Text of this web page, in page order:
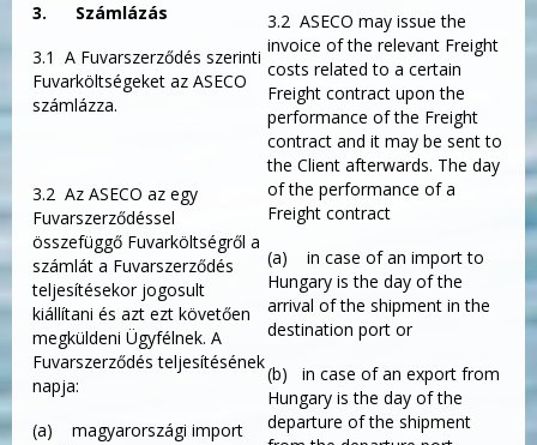
3. Számlázás
3.1 A Fuvarszerződés szerinti
Fuvarköltségeket az ASECO
számlázza.
3.2 Az ASECO az egy
Fuvarszerződéssel
összefüggő Fuvarköltségről a
számlát a Fuvarszerződés
teljesítésekor jogosult
kiállítani és azt ezt követően
megküldeni Ügyfélnek. A
Fuvarszerződés teljesítésének
napja:
(a) magyarországi import
3.2 ASECO may issue the
invoice of the relevant Freight
costs related to a certain
Freight contract upon the
performance of the Freight
contract and it may be sent to
the Client afterwards. The day
of the performance of a
Freight contract
(a) in case of an import to
Hungary is the day of the
arrival of the shipment in the
destination port or
(b) in case of an export from
Hungary is the day of the
departure of the shipment